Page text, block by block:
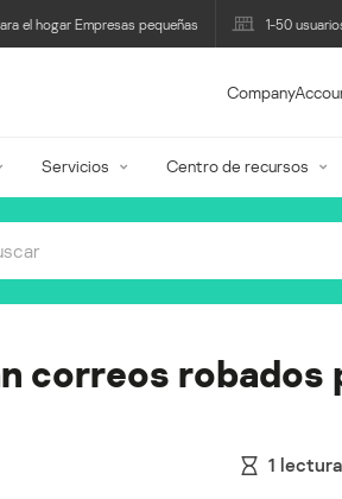
el hogar Empresas pequeñas 1-50
Servicios Centro de recursos
correos robados
1